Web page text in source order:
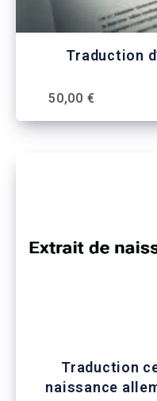
Traduction
50,00 €
Traduction
naissance